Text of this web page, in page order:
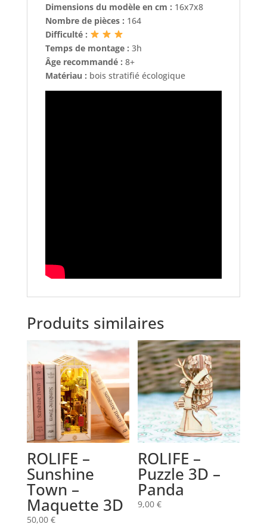
Dimensions du modèle en cm : 16x7x8
Nombre de pièces : 164
Difficulté :
Temps de montage : 3h
Âge recommandé : 8+
Matériau : bois stratifié écologique
Produits similaires
ROLIFE –
Sunshine
Town –
Maquette 3D
50,00 €
ROLIFE –
Puzzle 3D –
Panda
9,00€